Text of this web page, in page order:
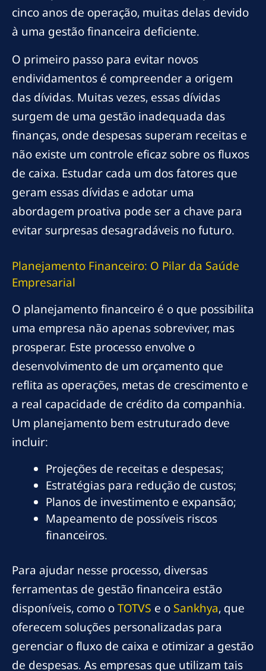
cinco anos de operação, muitas delas devido
à uma gestão financeira deficiente.
O primeiro passo para evitar novos
endividamentos é compreender a origem
das dívidas. Muitas vezes, essas dívidas
surgem de uma gestão inadequada das
finanças, onde despesas superam receitas e
não existe um controle eficaz sobre os fluxos
de caixa. Estudar cada um dos fatores que
geram essas dívidas e adotar uma
abordagem proativa pode ser a chave para
evitar surpresas desagradáveis no futuro.
Planejamento Financeiro: O Pilar da Saúde
Empresarial
O planejamento financeiro é o que possibilita
uma empresa não apenas sobreviver, mas
prosperar. Este processo envolve o
desenvolvimento de um orçamento que
reflita as operações, metas de crescimento e
a real capacidade de crédito da companhia.
Um planejamento bem estruturado deve
incluir:
Projeções de receitas e despesas;
Estratégias para redução de custos;
Planos de investimento e expansão;
Mapeamento de possíveis riscos
financeiros.
Para ajudar nesse processo, diversas
ferramentas de gestão financeira estão
disponíveis, como oTOTVS e o Sankhya, que
oferecem soluções personalizadas para
gerenciar o fluxo de caixa e otimizar a gestão
de despesas. As empresas que utilizam tais